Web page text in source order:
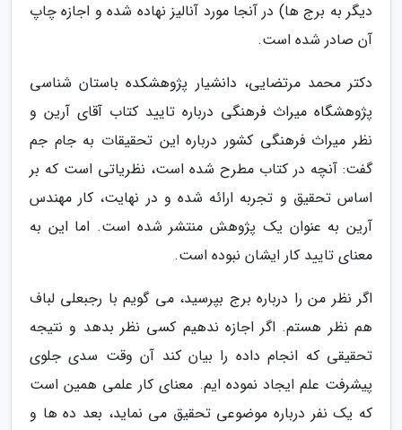
دیگر به برج ها) در آنجا مورد آنالیز نهاده شده و اجازه چاپ
آن صادر شده است.
دکتر محمد مرتضایی، دانشیار پژوهشکده باستان شناسی
پژوهشگاه میراث فرهنگی درباره تایید کتاب آقای آرین و
نظر میراث فرهنگی کشور درباره این تحقیقات به جام جم
گفت: آنچه در کتاب مطرح شده است، نظریاتی است که بر
اساس تحقیق و تجربه ارائه شده و در نهایت، کار مهندس
آرین به عنوان یک پژوهش منتشر شده است. اما این به
معنای تایید کار ایشان نبوده است.
اگر نظر من را درباره برج بپرسید، می گویم با رجبعلی لباف
هم نظر هستم. اگر اجازه ندهیم کسی نظر بدهد و نتیجه
تحقیقی که انجام داده را بیان کند آن وقت سدی جلوی
پیشرفت علم ایجاد نموده ایم. معنای کار علمی همین است
که یک نفر درباره موضوعی تحقیق می نماید، بعد ده ها و